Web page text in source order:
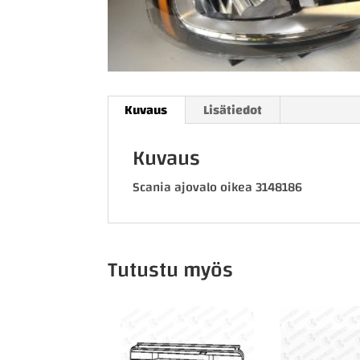
Kuvaus Lisätiedot
Kuvaus
Scania ajovalo oikea 3148186
Tutustu myös